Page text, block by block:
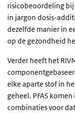
risicobeoordeling
in jargon dosis-
dezelfde manier in
op de gezondheid
Verder heeft het
elke aparte stof in
geheel. PFAS
combinaties voor